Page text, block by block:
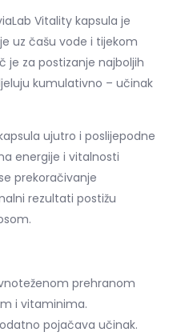
Vitality kapsula je
uz čašu vode i tijekom
je za postizanje najboljih
kumulativno – učinak
ujutro i poslijepodne
energije i vitalnosti
prekoračivanje
rezultati postižu
prehranom
i vitaminima.
pojačava učinak.